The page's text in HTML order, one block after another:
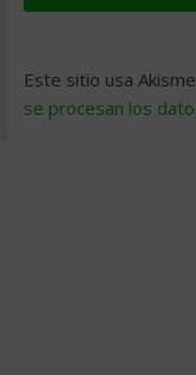
Este sitio usa
se procesan los